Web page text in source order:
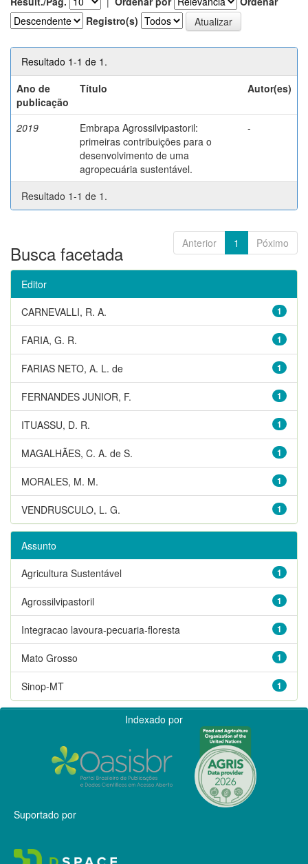
Registro(s)
Resultado 1-1 de 1.
Ano de
publicação
Título Autor(es)
2019
Embrapa Agrossilvipastoril:
primeiras contribuições para o
desenvolvimento de uma
agropecuária sustentável.
-
Resultado 1-1 de 1.
Anterior 1 Póximo
Busca facetada
Editor
1
CARNEVALLI, R. A.
1
FARIA, G. R.
1
FARIAS NETO, A. L. de
1
FERNANDES JUNIOR, F.
1
ITUASSU, D. R.
1
MAGALHÃES, C. A. de S.
1
MORALES, M. M.
1
VENDRUSCULO, L. G.
Assunto
1
Agricultura Sustentável
1
Agrossilvipastoril
1
Integracao lavoura-pecuaria-floresta
1
Mato Grosso
1
Sinop-MT
Indexado por
Suportado por